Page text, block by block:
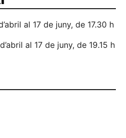
al 17 de juny, de 17.30 h
al 17 de juny, de 19.15 h